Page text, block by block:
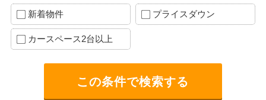
新着物件 プライスダウン
カースペース2台以上